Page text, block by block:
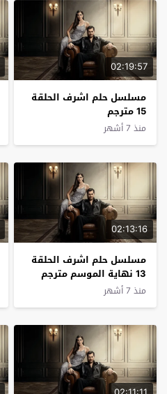
02:19:57
مسلسل حلم اشرف الحلقة
15 مترجم
منذ 7 أشهر
02:13:16
مسلسل حلم اشرف الحلقة
13 نهاية الموسم مترجم
منذ 7 أشهر